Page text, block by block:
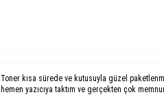
Toner kısa sürede ve kutusuyla güzel
hemen yazıcıya taktım ve gerçekten çok